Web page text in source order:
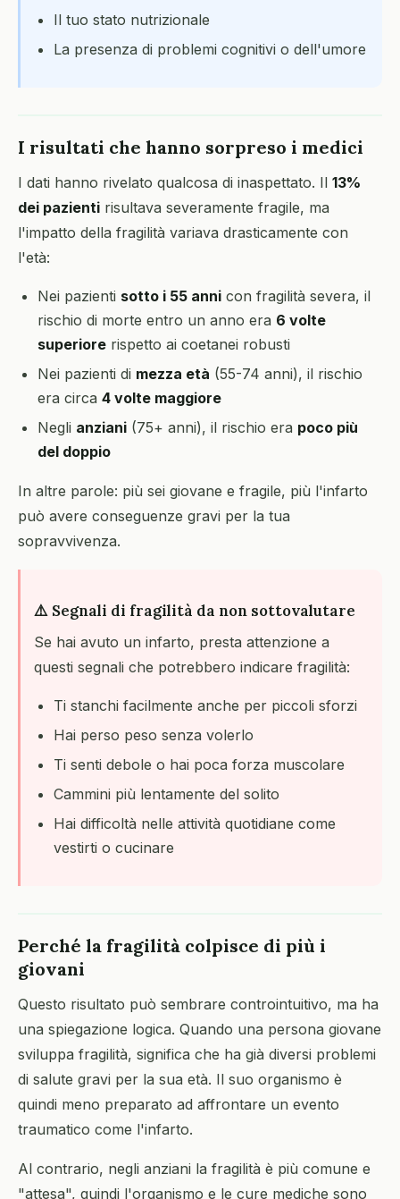
Il tuo stato nutrizionale
La presenza di problemi cognitivi o dell'umore
I risultati che hanno sorpreso i medici
I dati hanno rivelato qualcosa di inaspettato. Il 13%
dei pazienti risultava severamente fragile, ma
l'impatto della fragilità variava drasticamente con
l'età:
Nei pazienti sotto i 55 anni con fragilità severa, il
rischio di morte entro un anno era 6 volte
superiore rispetto ai coetanei robusti
Nei pazienti di mezza età (55-74 anni), il rischio
era circa 4 volte maggiore
Negli anziani (75+ anni), il rischio era poco più
del doppio
In altre parole: più sei giovane e fragile, più l'infarto
può avere conseguenze gravi per la tua
sopravvivenza.
⚠️ Segnali di fragilità da non sottovalutare
Se hai avuto un infarto, presta attenzione a
questi segnali che potrebbero indicare fragilità:
Ti stanchi facilmente anche per piccoli sforzi
Hai perso peso senza volerlo
Ti senti debole o hai poca forza muscolare
Cammini più lentamente del solito
Hai difficoltà nelle attività quotidiane come
vestirti o cucinare
Perché la fragilità colpisce di più i
giovani
Questo risultato può sembrare controintuitivo, ma ha
una spiegazione logica. Quando una persona giovane
sviluppa fragilità, significa che ha già diversi problemi
di salute gravi per la sua età. Il suo organismo è
quindi meno preparato ad affrontare un evento
traumatico come l'infarto.
Al contrario, negli anziani la fragilità è più comune e
"attesa", quindi l'organismo e le cure mediche sono